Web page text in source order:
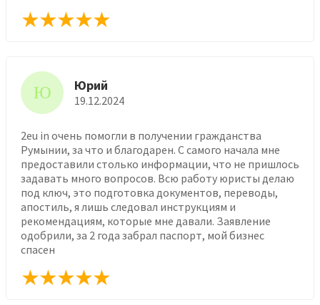
Ю Юрий
19.12.2024
2eu in очень помогли в получении гражданства
Румынии, за что и благодарен. С самого начала мне
предоставили столько информации, что не пришлось
задавать много вопросов. Всю работу юристы делаю
под ключ, это подготовка документов, переводы,
апостиль, я лишь следовал инструкциям и
рекомендациям, которые мне давали. Заявление
одобрили, за 2 года забрал паспорт, мой бизнес
спасен